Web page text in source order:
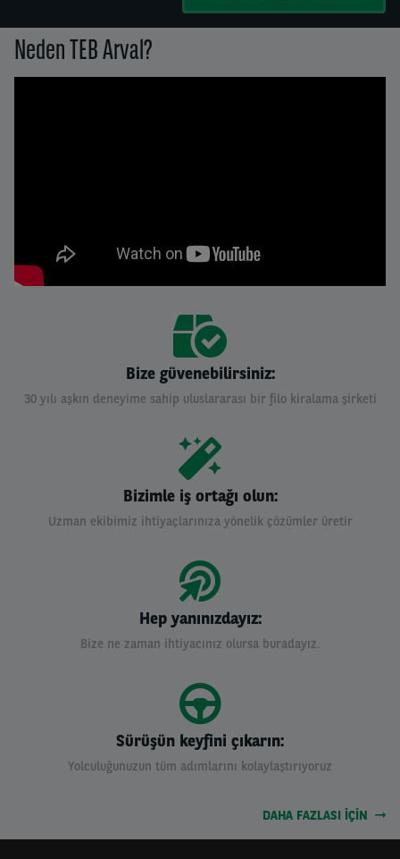
Neden TEB Arval?
Bize güvenebilirsiniz:
30 yılı aşkın deneyime sahip uluslararası bir filo kiralama şirketi
Bizimle iş ortağı olun:
Uzman ekibimiz ihtiyaçlarınıza yönelik çözümler üretir
Hep yanınızdayız:
Bize ne zaman ihtiyacınız olursa buradayız.
Sürüşün keyfini çıkarın:
Yolculuğunuzun tüm adımlarını kolaylaştırıyoruz
DAHA FAZLASI IÇIN